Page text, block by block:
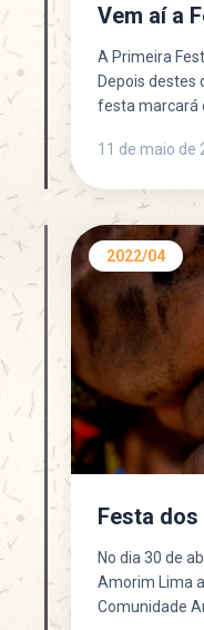
Vem aí a
A Primeira
Depois destes
festa marcará
11 de maio de
2022/04
Festa
No dia 30 de
Amorim Lima
Comunidade